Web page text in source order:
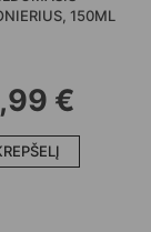
150ML
€